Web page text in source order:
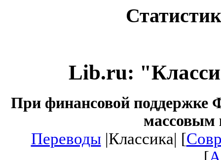
Lib.ru:
При финансовой поддержке
массовым
Переводы|Классика| [